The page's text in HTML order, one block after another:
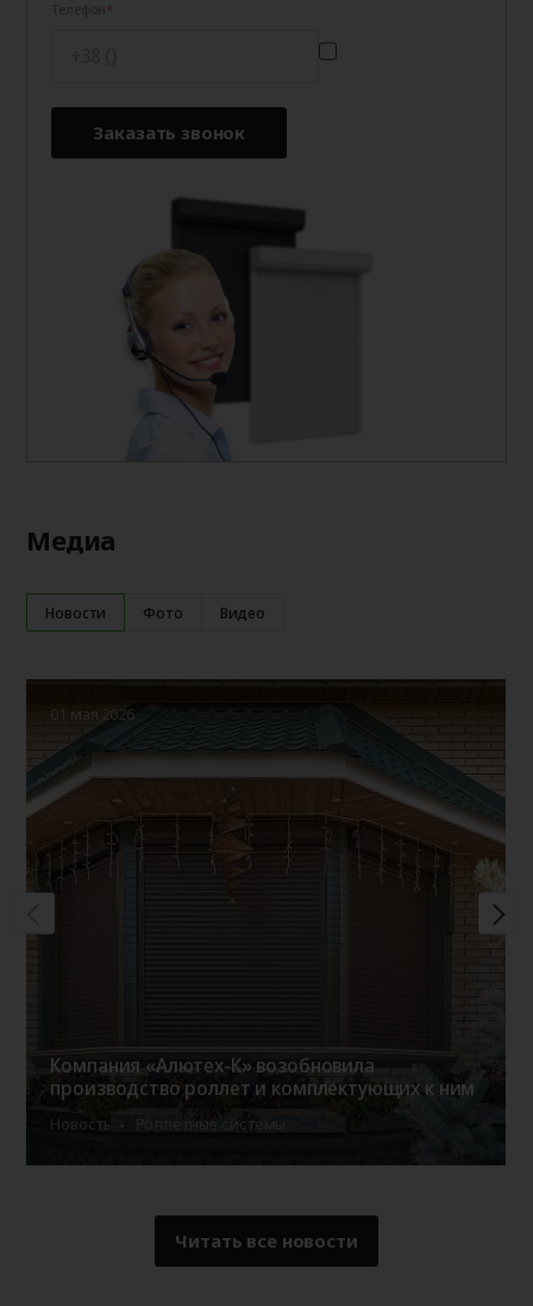
Заказать звонок
Медиа
Новости Фото Видео
01 мая 2026
Компания «Алютех-К» возобновила
производство роллет и комплектующих к ним
Новость Роллетные системы
Читать все новости